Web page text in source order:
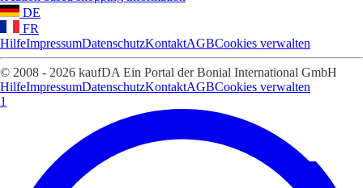
DE
FR
HilfeImpressumDatenschutzKontaktAGBCookies verwalten
© 2008 - 2026 kaufDA Ein Portal der Bonial International GmbH
HilfeImpressumDatenschutzKontaktAGBCookies verwalten
1